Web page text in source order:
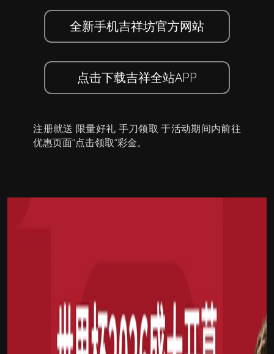
全新手机吉祥坊官方网站
点击下载吉祥全站APP
注册就送 限量好礼 手刀领取 于活动期间内前往
优惠页面”点击领取”彩金。